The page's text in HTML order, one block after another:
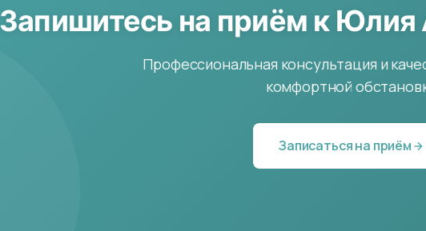
Запишитесь на приём к
Профессиональная консультация и
комфортной
Записаться на приём